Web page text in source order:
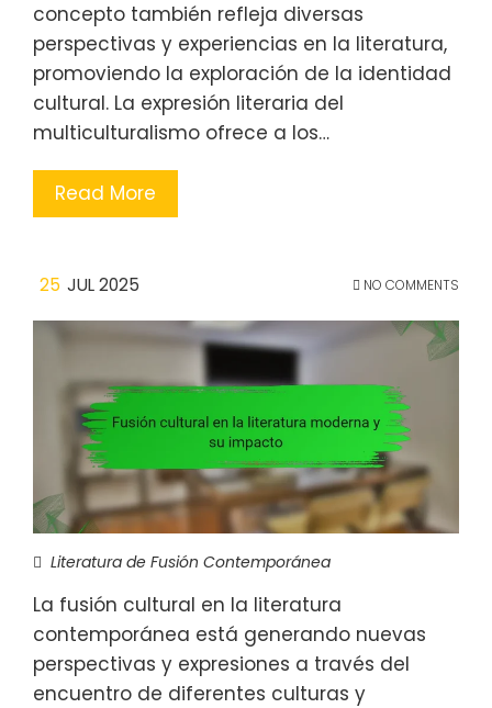
concepto también refleja diversas
perspectivas y experiencias en la literatura,
promoviendo la exploración de la identidad
cultural. La expresión literaria del
multiculturalismo ofrece a los…
Read More
25 JUL 2025 NO COMMENTS
Literatura de Fusión Contemporánea
La fusión cultural en la literatura
contemporánea está generando nuevas
perspectivas y expresiones a través del
encuentro de diferentes culturas y